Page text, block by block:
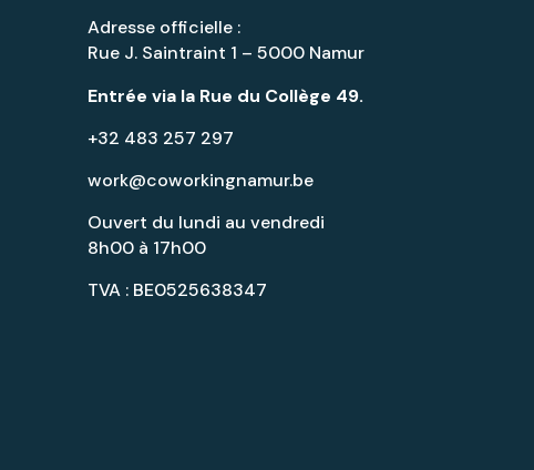
Adresse officielle :
Rue J. Saintraint 1 – 5000 Namur
Entrée via la Rue du Collège 49.
+32 483 257 297
work@coworkingnamur.be
Ouvert du lundi au vendredi
8h00 à 17h00
TVA : BE0525638347